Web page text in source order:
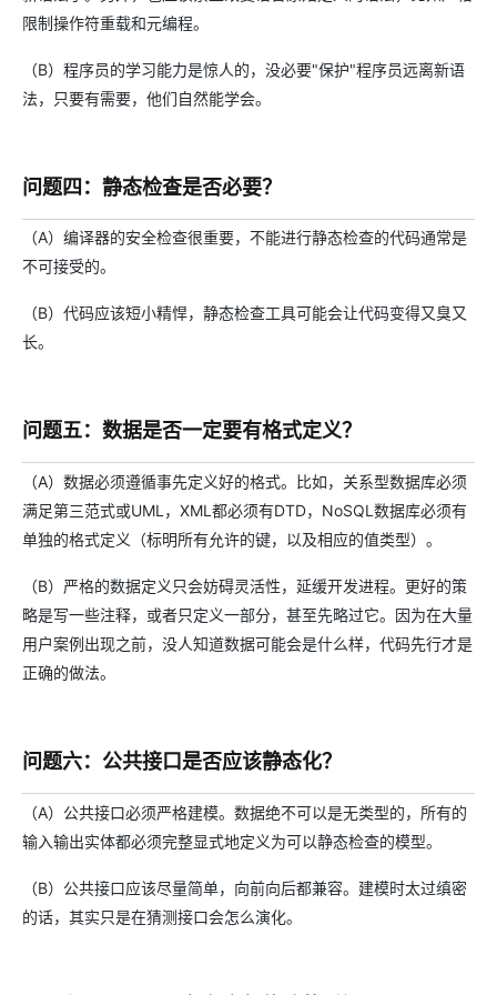
限制操作符重载和元编程。
（B）程序员的学习能力是惊人的，没必要"保护"程序员远离新语
法，只要有需要，他们自然能学会。
问题四：静态检查是否必要？
（A）编译器的安全检查很重要，不能进行静态检查的代码通常是
不可接受的。
（B）代码应该短小精悍，静态检查工具可能会让代码变得又臭又
长。
问题五：数据是否一定要有格式定义？
（A）数据必须遵循事先定义好的格式。比如，关系型数据库必须
满足第三范式或UML，XML都必须有DTD，NoSQL数据库必须有
单独的格式定义（标明所有允许的键，以及相应的值类型）。
（B）严格的数据定义只会妨碍灵活性，延缓开发进程。更好的策
略是写一些注释，或者只定义一部分，甚至先略过它。因为在大量
用户案例出现之前，没人知道数据可能会是什么样，代码先行才是
正确的做法。
问题六：公共接口是否应该静态化？
（A）公共接口必须严格建模。数据绝不可以是无类型的，所有的
输入输出实体都必须完整显式地定义为可以静态检查的模型。
（B）公共接口应该尽量简单，向前向后都兼容。建模时太过缜密
的话，其实只是在猜测接口会怎么演化。